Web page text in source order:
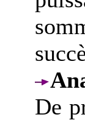
De